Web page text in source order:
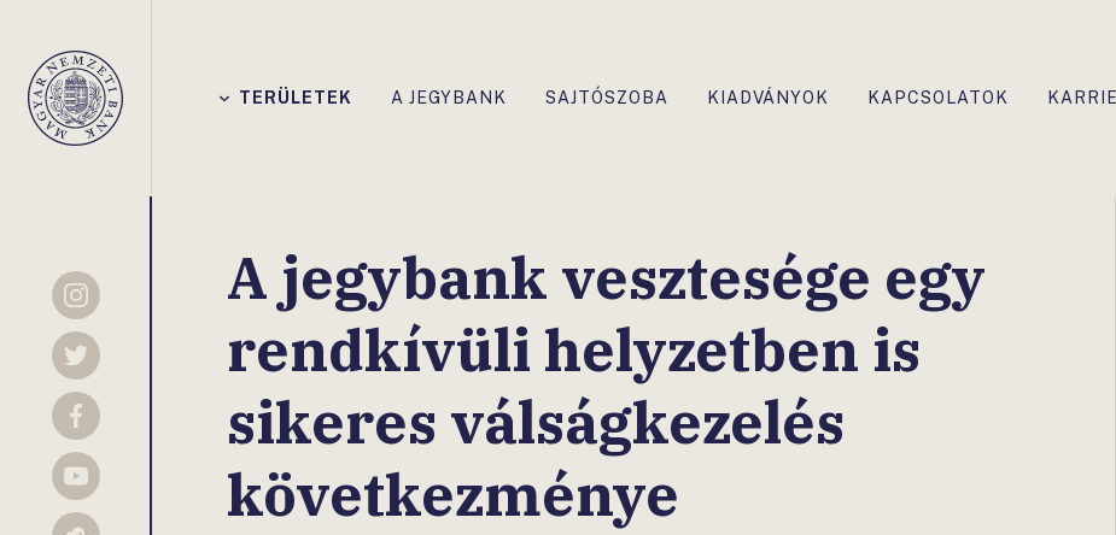
Magyar
Nemzeti
TERÜLETEK A JEGYBANK SAJTÓSZOBA KIADVÁNYOK KAPCSOLATOK
Instagram
Twitter
Facebook
YouTube
A jegybank vesztesége egy
rendkívüli helyzetben is
sikeres válságkezelés
következménye